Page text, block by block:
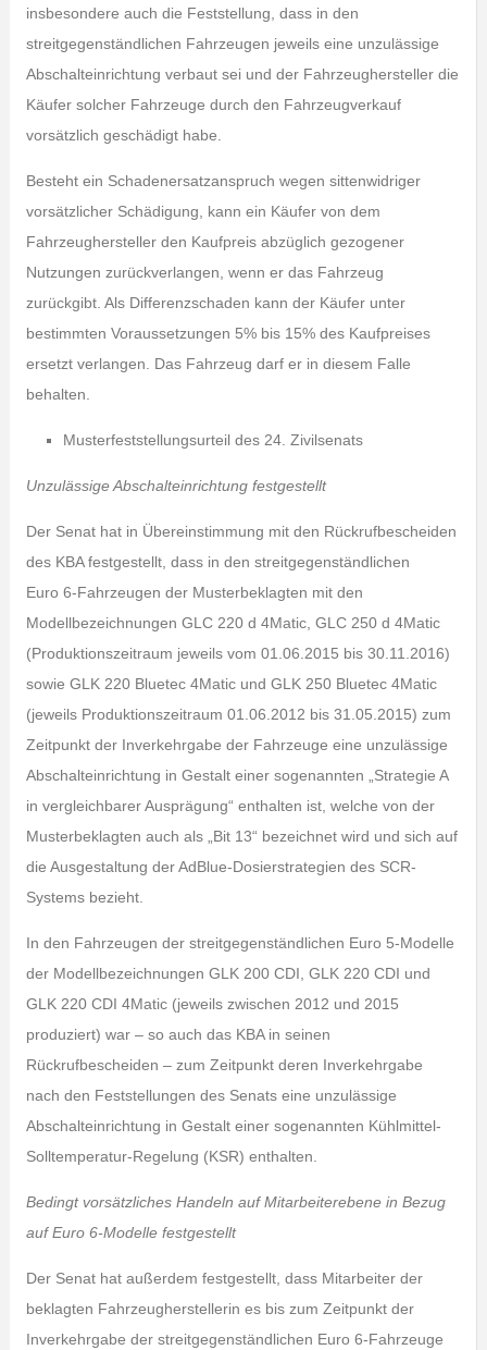
insbesondere auch die Feststellung, dass in den
streitgegenständlichen Fahrzeugen jeweils eine unzulässige
Abschalteinrichtung verbaut sei und der Fahrzeughersteller die
Käufer solcher Fahrzeuge durch den Fahrzeugverkauf
vorsätzlich geschädigt habe.
Besteht ein Schadenersatzanspruch wegen sittenwidriger
vorsätzlicher Schädigung, kann ein Käufer von dem
Fahrzeughersteller den Kaufpreis abzüglich gezogener
Nutzungen zurückverlangen, wenn er das Fahrzeug
zurückgibt. Als Differenzschaden kann der Käufer unter
bestimmten Voraussetzungen 5% bis 15% des Kaufpreises
ersetzt verlangen. Das Fahrzeug darf er in diesem Falle
behalten.
Musterfeststellungsurteil des 24. Zivilsenats
Unzulässige Abschalteinrichtung festgestellt
Der Senat hat in Übereinstimmung mit den Rückrufbescheiden
des KBA festgestellt, dass in den streitgegenständlichen
Euro 6-Fahrzeugen der Musterbeklagten mit den
Modellbezeichnungen GLC 220 d 4Matic, GLC 250 d 4Matic
(Produktionszeitraum jeweils vom 01.06.2015 bis 30.11.2016)
sowie GLK 220 Bluetec 4Matic und GLK 250 Bluetec 4Matic
(jeweils Produktionszeitraum 01.06.2012 bis 31.05.2015) zum
Zeitpunkt der Inverkehrgabe der Fahrzeuge eine unzulässige
Abschalteinrichtung in Gestalt einer sogenannten „Strategie A
in vergleichbarer Ausprägung“ enthalten ist, welche von der
Musterbeklagten auch als „Bit 13“ bezeichnet wird und sich auf
die Ausgestaltung der AdBlue-Dosierstrategien des SCR-
Systems bezieht.
In den Fahrzeugen der streitgegenständlichen Euro 5-Modelle
der Modellbezeichnungen GLK 200 CDI, GLK 220 CDI und
GLK 220 CDI 4Matic (jeweils zwischen 2012 und 2015
produziert) war – so auch das KBA in seinen
Rückrufbescheiden – zum Zeitpunkt deren Inverkehrgabe
nach den Feststellungen des Senats eine unzulässige
Abschalteinrichtung in Gestalt einer sogenannten Kühlmittel-
Solltemperatur-Regelung (KSR) enthalten.
Bedingt vorsätzliches Handeln auf Mitarbeiterebene in Bezug
auf Euro 6-Modelle festgestellt
Der Senat hat außerdem festgestellt, dass Mitarbeiter der
beklagten Fahrzeugherstellerin es bis zum Zeitpunkt der
Inverkehrgabe der streitgegenständlichen Euro 6-Fahrzeuge